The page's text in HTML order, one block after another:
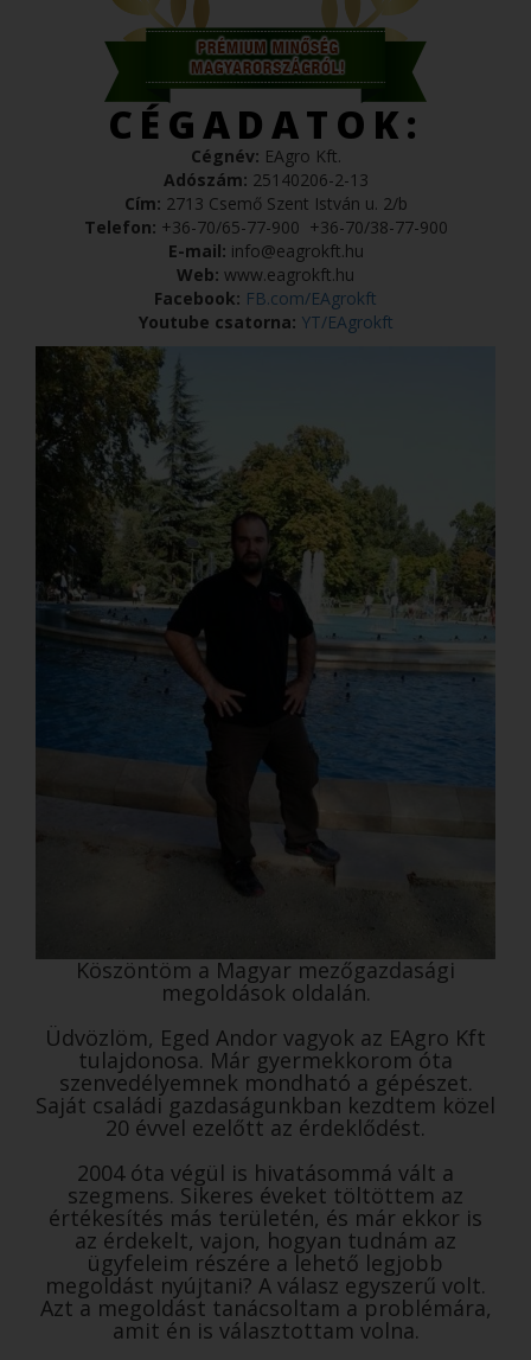
CÉGADATOK:
Cégnév: EAgro Kft.
Adószám: 25140206-2-13
Cím: 2713 Csemő Szent István u. 2/b
Telefon: +36-70/65-77-900 +36-70/38-77-900
E-mail: info@eagrokft.hu
Web: www.eagrokft.hu
Facebook: FB.com/EAgrokft
Youtube csatorna: YT/EAgrokft
Köszöntöm a Magyar mezőgazdasági
megoldások oldalán.
Üdvözlöm, Eged Andor vagyok az EAgro Kft
tulajdonosa. Már gyermekkorom óta
szenvedélyemnek mondható a gépészet.
Saját családi gazdaságunkban kezdtem közel
20 évvel ezelőtt az érdeklődést.
2004 óta végül is hivatásommá vált a
szegmens. Sikeres éveket töltöttem az
értékesítés más területén, és már ekkor is
az érdekelt, vajon, hogyan tudnám az
ügyfeleim részére a lehető legjobb
megoldást nyújtani? A válasz egyszerű volt.
Azt a megoldást tanácsoltam a problémára,
amit én is választottam volna.